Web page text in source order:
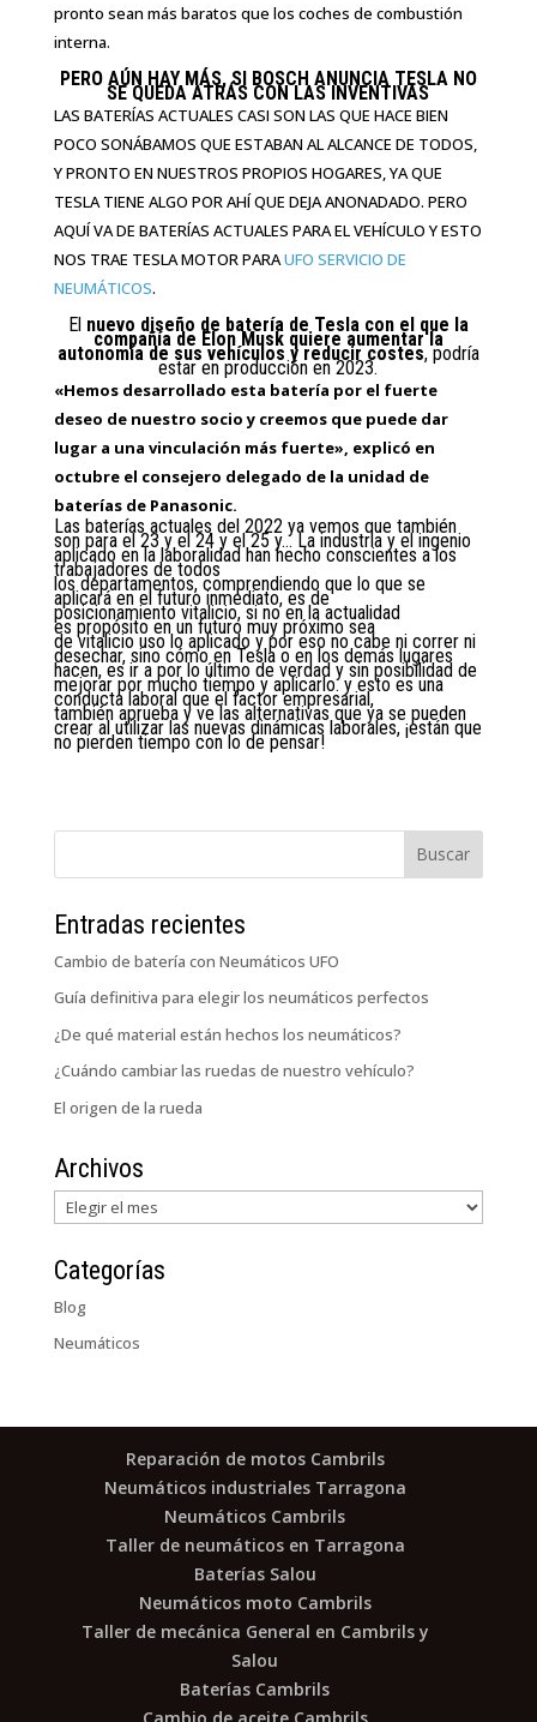
pronto sean más baratos que los coches de combustión
interna.
PERO AÚN HAY MÁS, SI BOSCH ANUNCIA TESLA NO
SE QUEDA ATRÁS CON LAS INVENTIVAS
LAS BATERÍAS ACTUALES CASI SON LAS QUE HACE BIEN
POCO SONÁBAMOS QUE ESTABAN AL ALCANCE DE TODOS,
Y PRONTO EN NUESTROS PROPIOS HOGARES, YA QUE
TESLA TIENE ALGO POR AHÍ QUE DEJA ANONADADO. PERO
AQUÍ VA DE BATERÍAS ACTUALES PARA EL VEHÍCULO Y ESTO
NOS TRAE TESLA MOTOR PARAUFO SERVICIO DE
NEUMÁTICOS.
El nuevo diseño de batería de Tesla con el que la
compañía de Elon Musk quiere aumentar la
autonomía de sus vehículos y reducir costes, podría
estar en producción en 2023.
«Hemos desarrollado esta batería por el fuerte
deseo de nuestro socio y creemos que puede dar
lugar a una vinculación más fuerte», explicó en
octubre el consejero delegado de la unidad de
baterías de Panasonic.
Las baterías actuales del 2022 ya vemos que también
son para el 23 y el 24 y el 25 y… La industria y el ingenio
aplicado en la laboralidad han hecho conscientes a los
trabajadores de todos
los departamentos, comprendiendo que lo que se
aplicará en el futuro inmediato, es de
posicionamiento vitalicio, si no en la actualidad
es propósito en un futuro muy próximo sea
de vitalicio uso lo aplicado y por eso no cabe ni correr ni
desechar, sino cómo en Tesla o en los demás lugares
hacen, es ir a por lo último de verdad y sin posibilidad de
mejorar por mucho tiempo y aplicarlo. y esto es una
conducta laboral que el factor empresarial,
también aprueba y ve las alternativas que ya se pueden
crear al utilizar las nuevas dinámicas laborales, ¡están que
no pierden tiempo con lo de pensar!
Entradas recientes
Cambio de batería con Neumáticos UFO
Guía definitiva para elegir los neumáticos perfectos
¿De qué material están hechos los neumáticos?
¿Cuándo cambiar las ruedas de nuestro vehículo?
El origen de la rueda
Archivos
Archivos
Categorías
Blog
Neumáticos
Reparación de motos Cambrils
Neumáticos industriales Tarragona
Neumáticos Cambrils
Taller de neumáticos en Tarragona
Baterías Salou
Neumáticos moto Cambrils
Taller de mecánica General en Cambrils y
Salou
Baterías Cambrils